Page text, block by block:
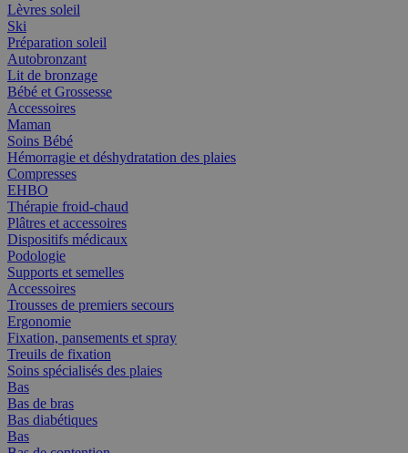
Lèvres soleil
Ski
Préparation soleil
Autobronzant
Lit de bronzage
Bébé et Grossesse
Accessoires
Maman
Soins Bébé
Hémorragie et déshydratation des plaies
Compresses
EHBO
Thérapie froid-chaud
Plâtres et accessoires
Dispositifs médicaux
Podologie
Supports et semelles
Accessoires
Trousses de premiers secours
Ergonomie
Fixation, pansements et spray
Treuils de fixation
Soins spécialisés des plaies
Bas
Bas de bras
Bas diabétiques
Bas